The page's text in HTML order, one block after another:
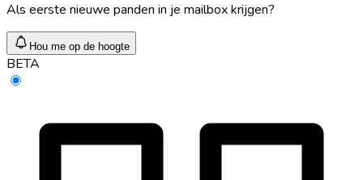
Als eerste nieuwe panden in je mailbox krijgen?
Hou me op de hoogte
BETA